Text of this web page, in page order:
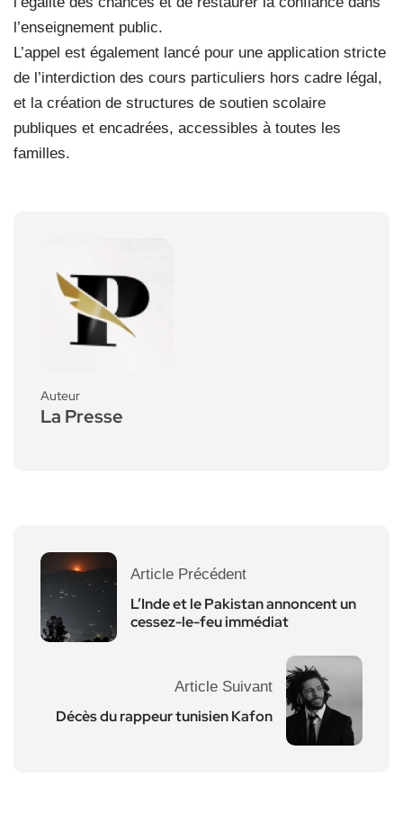
l’enseignement public.
L’appel est également lancé pour une application stricte
de l’interdiction des cours particuliers hors cadre légal,
et la création de structures de soutien scolaire
publiques et encadrées, accessibles à toutes les
familles.
Auteur
La Presse
Article Précédent
L’Inde et le Pakistan annoncent un
cessez-le-feu immédiat
Article Suivant
Décès du rappeur tunisien Kafon